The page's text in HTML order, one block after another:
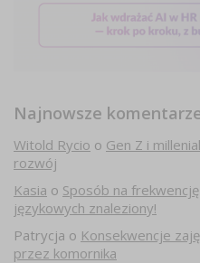
Najnowsze
Witold Rycio o Gen Z i
rozwój
Kasia o Sposób na
językowych znaleziony!
Patrycja o Konsekwencje
przez komornika